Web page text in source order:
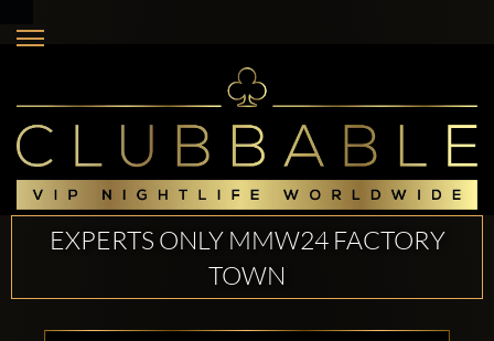
EXPERTS ONLY MMW24 FACTORY
TOWN